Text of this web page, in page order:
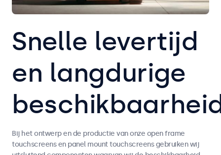
Snelle levertijd
en langdurige
Bij het ontwerp en de productie van onze open frame
touchscreens en panel mount touchscreens gebruiken wij